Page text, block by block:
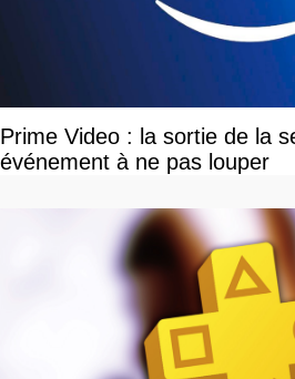
Prime Video : la sortie de la
événement à ne pas louper